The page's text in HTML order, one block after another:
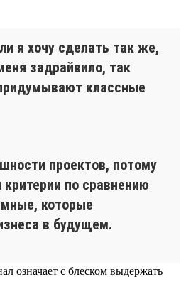
я хочу сделать так же,
задрайвило, так
классные
проектов, потому
по сравнению
которые
в будущем.
означает с блеском выдержать